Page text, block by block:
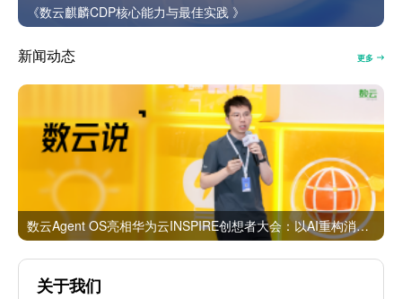
《数云麒麟CDP核心能力与最佳实践 》
新闻动态 更多
数云Agent OS亮相华为云INSPIRE创想者大会：以AI重构消费者运营与零售营销新范式
关于我们